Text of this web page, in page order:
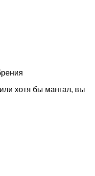
хотя бы мангал, вы